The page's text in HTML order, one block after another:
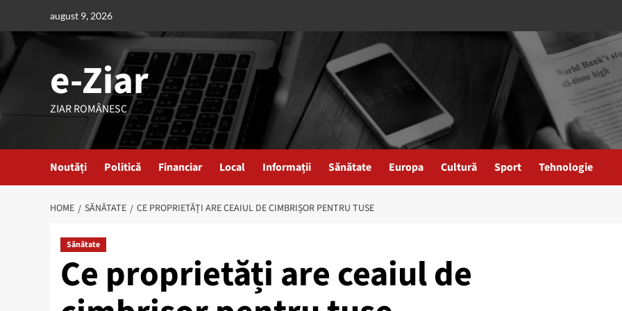
content
august 9, 2026
e-Ziar
ZIAR ROMÂNESC
Noutăți Politică Financiar Local Informații Sănătate Europa Cultură Sport Tehnologie
HOME SĂNĂTATE CE PROPRIETĂȚI ARE CEAIUL DE CIMBRIȘOR PENTRU TUSE
Sănătate
Ce proprietăți are ceaiul de